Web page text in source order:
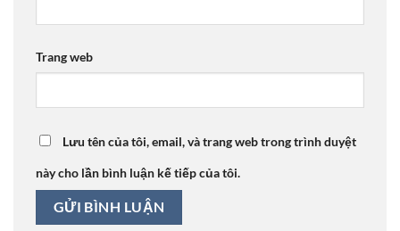
Trang web
Lưu tên của tôi, email, và trang web trong trình duyệt
này cho lần bình luận kế tiếp của tôi.